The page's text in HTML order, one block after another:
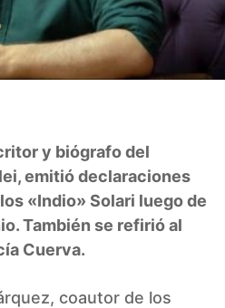
y biógrafo del
emitió declaraciones
«Indio» Solari luego de
También se refirió al
Cuerva.
coautor de los